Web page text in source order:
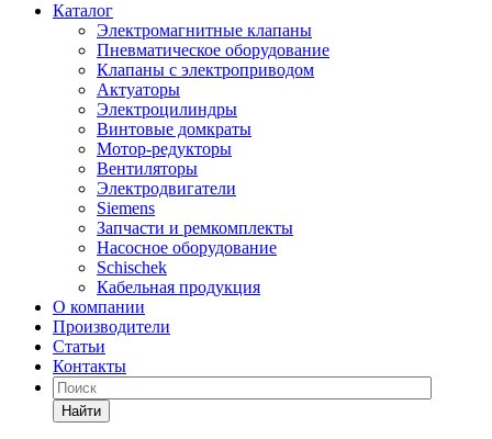
Каталог
Электромагнитные клапаны
Пневматическое оборудование
Клапаны с электроприводом
Актуаторы
Электроцилиндры
Винтовые домкраты
Мотор-редукторы
Вентиляторы
Электродвигатели
Siemens
Запчасти и ремкомплекты
Насосное оборудование
Schischek
Кабельная продукция
О компании
Производители
Статьи
Контакты
Найти